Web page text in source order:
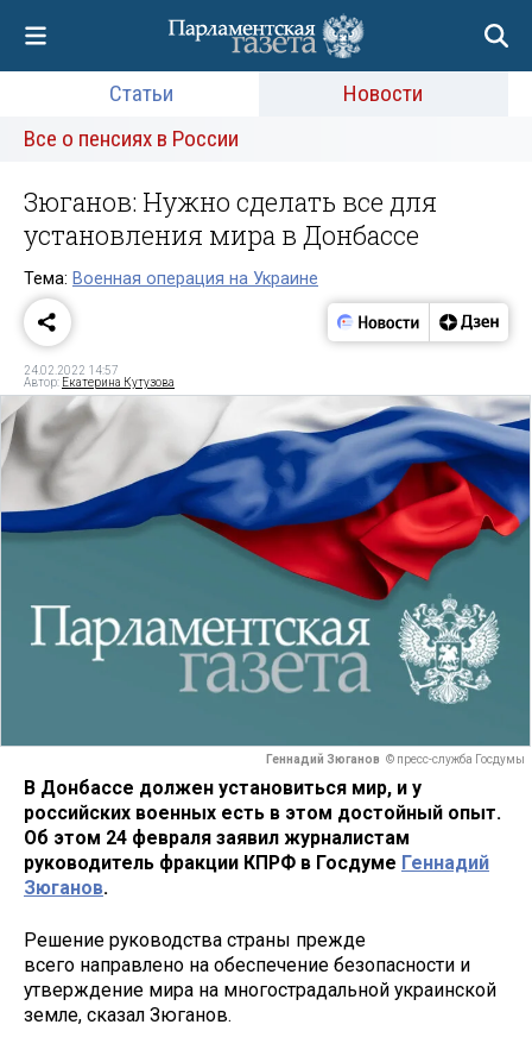
Статьи
Новости
Все о пенсиях в России
Зюганов: Нужно сделать все для
установления мира в Донбассе
Тема: Военная операция на Украине
24.02.2022 14:57
Автор: Екатерина Кутузова
Геннадий Зюганов © пресс-служба Госдумы
В Донбассе должен установиться мир, и у
российских военных есть в этом достойный опыт.
Об этом 24 февраля заявил журналистам
руководитель фракции КПРФ в Госдуме Геннадий
Зюганов.
Решение руководства страны прежде
всего направлено на обеспечение безопасности и
утверждение мира на многострадальной украинской
земле, сказал Зюганов.